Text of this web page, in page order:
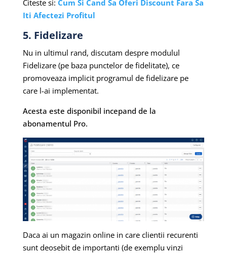
Citeste si: Cum Si Cand Sa Oferi Discount Fara Sa
Iti Afectezi Profitul
5. Fidelizare
Nu in ultimul rand, discutam despre modulul
Fidelizare (pe baza punctelor de fidelitate), ce
promoveaza implicit programul de fidelizare pe
care l-ai implementat.
Acesta este disponibil incepand de la
abonamentul Pro.
Daca ai un magazin online in care clientii recurenti
sunt deosebit de importanti (de exemplu vinzi